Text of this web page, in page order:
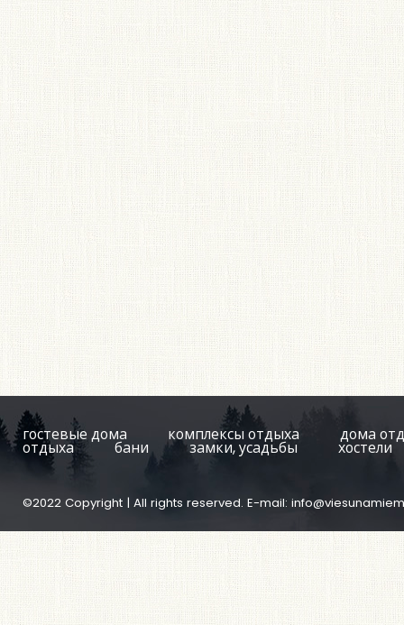
гостевые дома комплексы отдыха дома
отдыха бани замки, усадьбы хостели
©2022 Copyright | All rights reserved. E-mail: